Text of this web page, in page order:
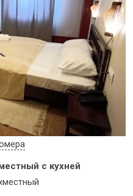
с кухней